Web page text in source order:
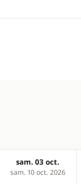
sam. 03 oct.
sam. 10 oct. 2026